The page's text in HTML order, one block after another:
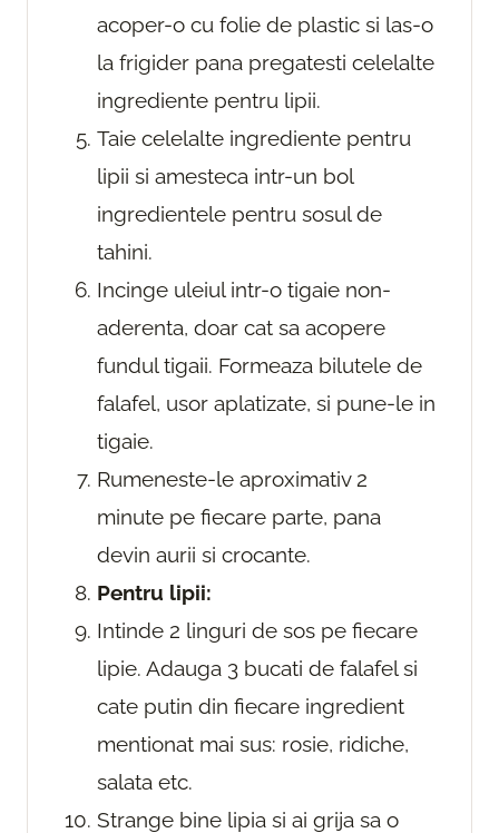
acoper-o cu folie de plastic si las-o
la frigider pana pregatesti celelalte
ingrediente pentru lipii.
Taie celelalte ingrediente pentru
lipii si amesteca intr-un bol
ingredientele pentru sosul de
tahini.
Incinge uleiul intr-o tigaie non-
aderenta, doar cat sa acopere
fundul tigaii. Formeaza bilutele de
falafel, usor aplatizate, si pune-le in
tigaie.
Rumeneste-le aproximativ 2
minute pe fiecare parte, pana
devin aurii si crocante.
Pentru lipii:
Intinde 2 linguri de sos pe fiecare
lipie. Adauga 3 bucati de falafel si
cate putin din fiecare ingredient
mentionat mai sus: rosie, ridiche,
salata etc.
Strange bine lipia si ai grija sa o